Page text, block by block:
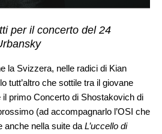
per il concerto del 24
la Svizzera, nelle radici di Kian
tutt’altro che sottile tra il giovane
primo Concerto di Shostakovich di
(ad accompagnarlo l’OSI che
anche nella suite da L’uccello di